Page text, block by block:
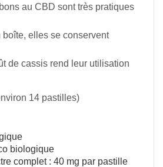
au CBD sont très pratiques
elles se conservent
de cassis rend leur utilisation
14 pastilles)
biologique
complet : 40 mg par pastille